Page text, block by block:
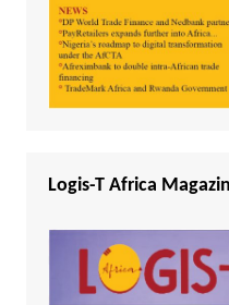
Logis-T Africa